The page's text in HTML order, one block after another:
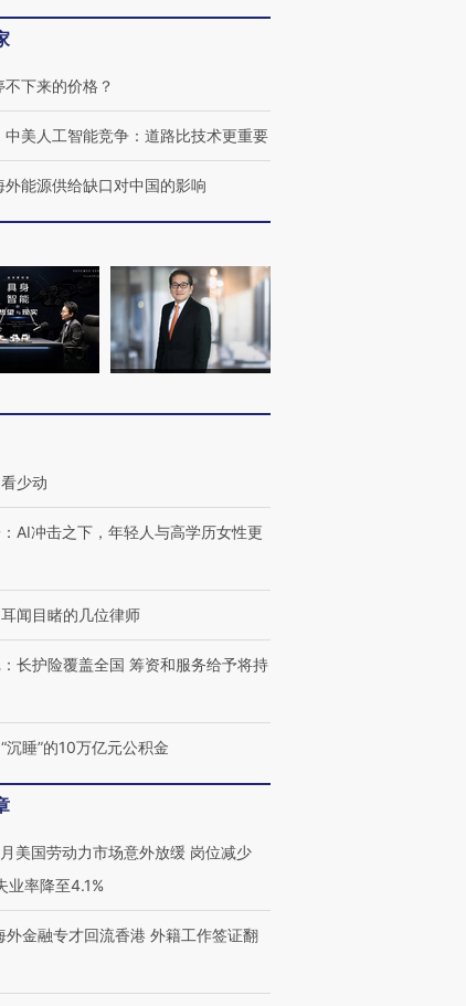
7万
含3种
视线｜被称为“蟑螂”的印
度Z世代 用街头抗争将教
视线｜“入侵”还是“人道危
机”？难民潮撕裂西班牙
链博
”接产
【特别呈现】寻找100种
有意思的生活方式·第三对
CFO：不靠规模取胜，华
住三大增长引擎是什么？
不下来的价格？
中美人工智能竞争：道路比技术更重要
外能源供给缺口对中国的影响
少动
： AI冲击之下，年轻人与高学历女性更
耳闻目睹的几位律师
： 长护险覆盖全国 筹资和服务给予将持
“沉睡”的10万亿元公积金
美国劳动力市场意外放缓 岗位减少
业率降至4.1%
外金融专才回流香港 外籍工作签证翻